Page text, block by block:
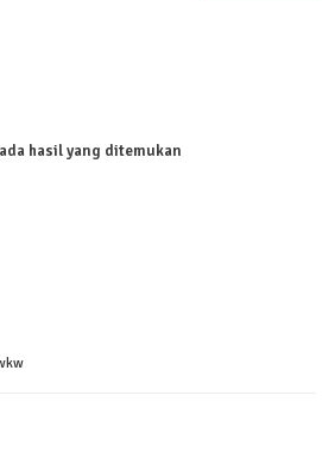
hasil yang ditemukan